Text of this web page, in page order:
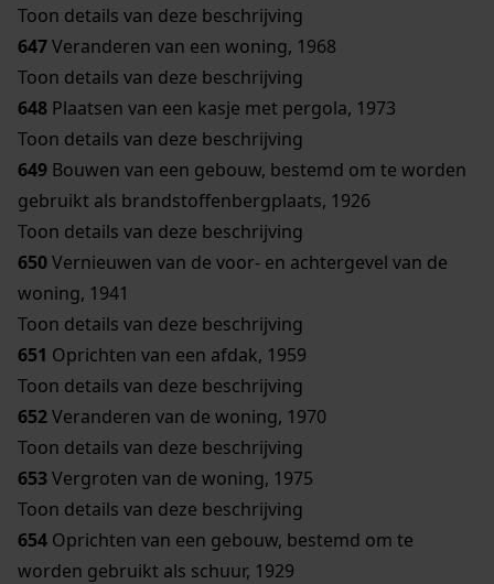
Toon details van deze beschrijving
647Veranderen van een woning, 1968
Toon details van deze beschrijving
648 Plaatsen van een kasje met pergola, 1973
Toon details van deze beschrijving
649 Bouwen van een gebouw, bestemd om te worden
gebruikt als brandstoffenbergplaats, 1926
Toon details van deze beschrijving
650Vernieuwen van de voor- en achtergevel van de
woning, 1941
Toon details van deze beschrijving
651 Oprichten van een afdak, 1959
Toon details van deze beschrijving
652Veranderen van de woning, 1970
Toon details van deze beschrijving
653Vergroten van de woning, 1975
Toon details van deze beschrijving
654 Oprichten van een gebouw, bestemd om te
worden gebruikt als schuur, 1929